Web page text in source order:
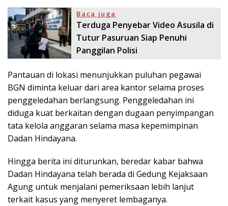
Baca juga
Terduga Penyebar Video Asusila di
Tutur Pasuruan Siap Penuhi
Panggilan Polisi
Pantauan di lokasi menunjukkan puluhan pegawai
BGN diminta keluar dari area kantor selama proses
penggeledahan berlangsung. Penggeledahan ini
diduga kuat berkaitan dengan dugaan penyimpangan
tata kelola anggaran selama masa kepemimpinan
Dadan Hindayana.
Hingga berita ini diturunkan, beredar kabar bahwa
Dadan Hindayana telah berada di Gedung Kejaksaan
Agung untuk menjalani pemeriksaan lebih lanjut
terkait kasus yang menyeret lembaganya.